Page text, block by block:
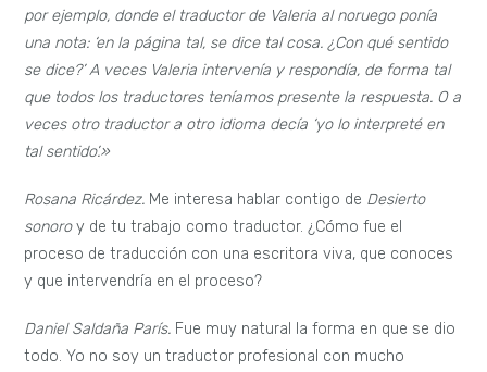
por ejemplo, donde el traductor de Valeria al noruego ponía
una nota: ‘en la página tal, se dice tal cosa. ¿Con qué sentido
se dice?’ A veces Valeria intervenía y respondía, de forma tal
que todos los traductores teníamos presente la respuesta. O a
veces otro traductor a otro idioma decía ‘yo lo interpreté en
tal sentido’.»
Rosana Ricárdez. Me interesa hablar contigo de Desierto
sonoroy de tu trabajo como traductor. ¿Cómo fue el
proceso de traducción con una escritora viva, que conoces
y que intervendría en el proceso?
Daniel Saldaña París. Fue muy natural la forma en que se dio
todo. Yo no soy un traductor profesional con mucho